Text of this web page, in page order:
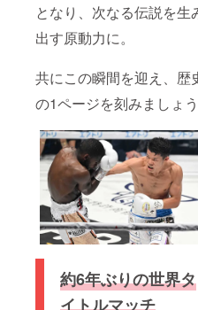
となり、次なる伝説を生
出す原動力に。
共にこの瞬間を迎え、歴
の1ページを刻みましょう
約6年ぶりの世界タ
イトルマッチ